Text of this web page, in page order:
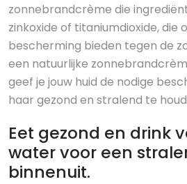
zonnebrandcrème die
zinkoxide of titaniumdioxide, die
bescherming bieden tegen de
een natuurlijke
geef je jouw huid de nodige
haar gezond en stralend te
Eet gezond en drink
water voor een
binnenuit.